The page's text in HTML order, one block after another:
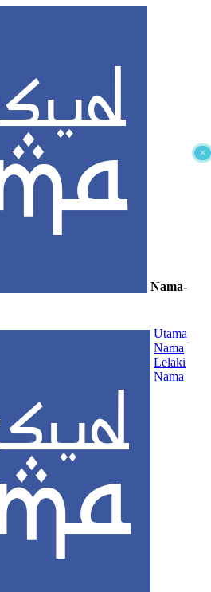
×
Nama-
Utama
Nama
Lelaki
Nama